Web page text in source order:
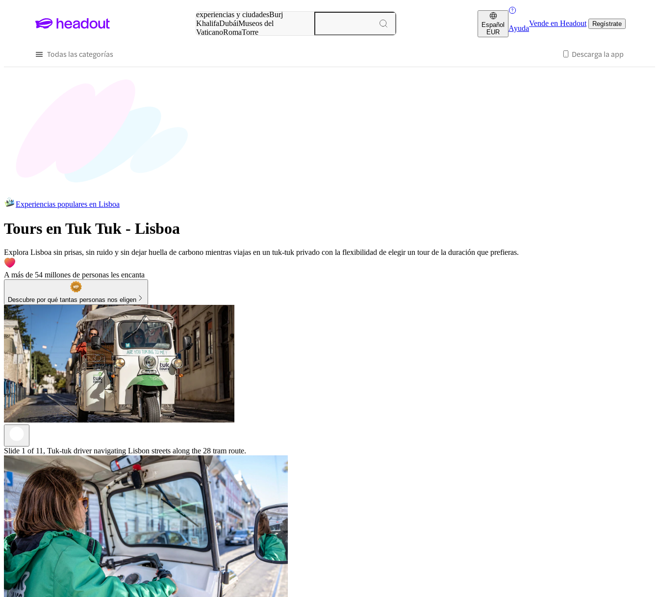
experiencias y ciudadesBurj
KhalifaDubáiMuseos del
VaticanoRomaTorre
Español
EUR
Ayuda
Vende en Headout Regístrate
Todas las categorías Descarga la app
Experiencias populares en Lisboa
Tours en Tuk Tuk - Lisboa
Explora Lisboa sin prisas, sin ruido y sin dejar huella de carbono mientras viajas en un tuk-tuk privado con la flexibilidad de elegir un tour de la duración que prefieras.
A más de 54 millones de personas les encanta
Descubre por qué tantas personas nos eligen
Slide 1 of 11, Tuk-tuk driver navigating Lisbon streets along the 28 tram route.